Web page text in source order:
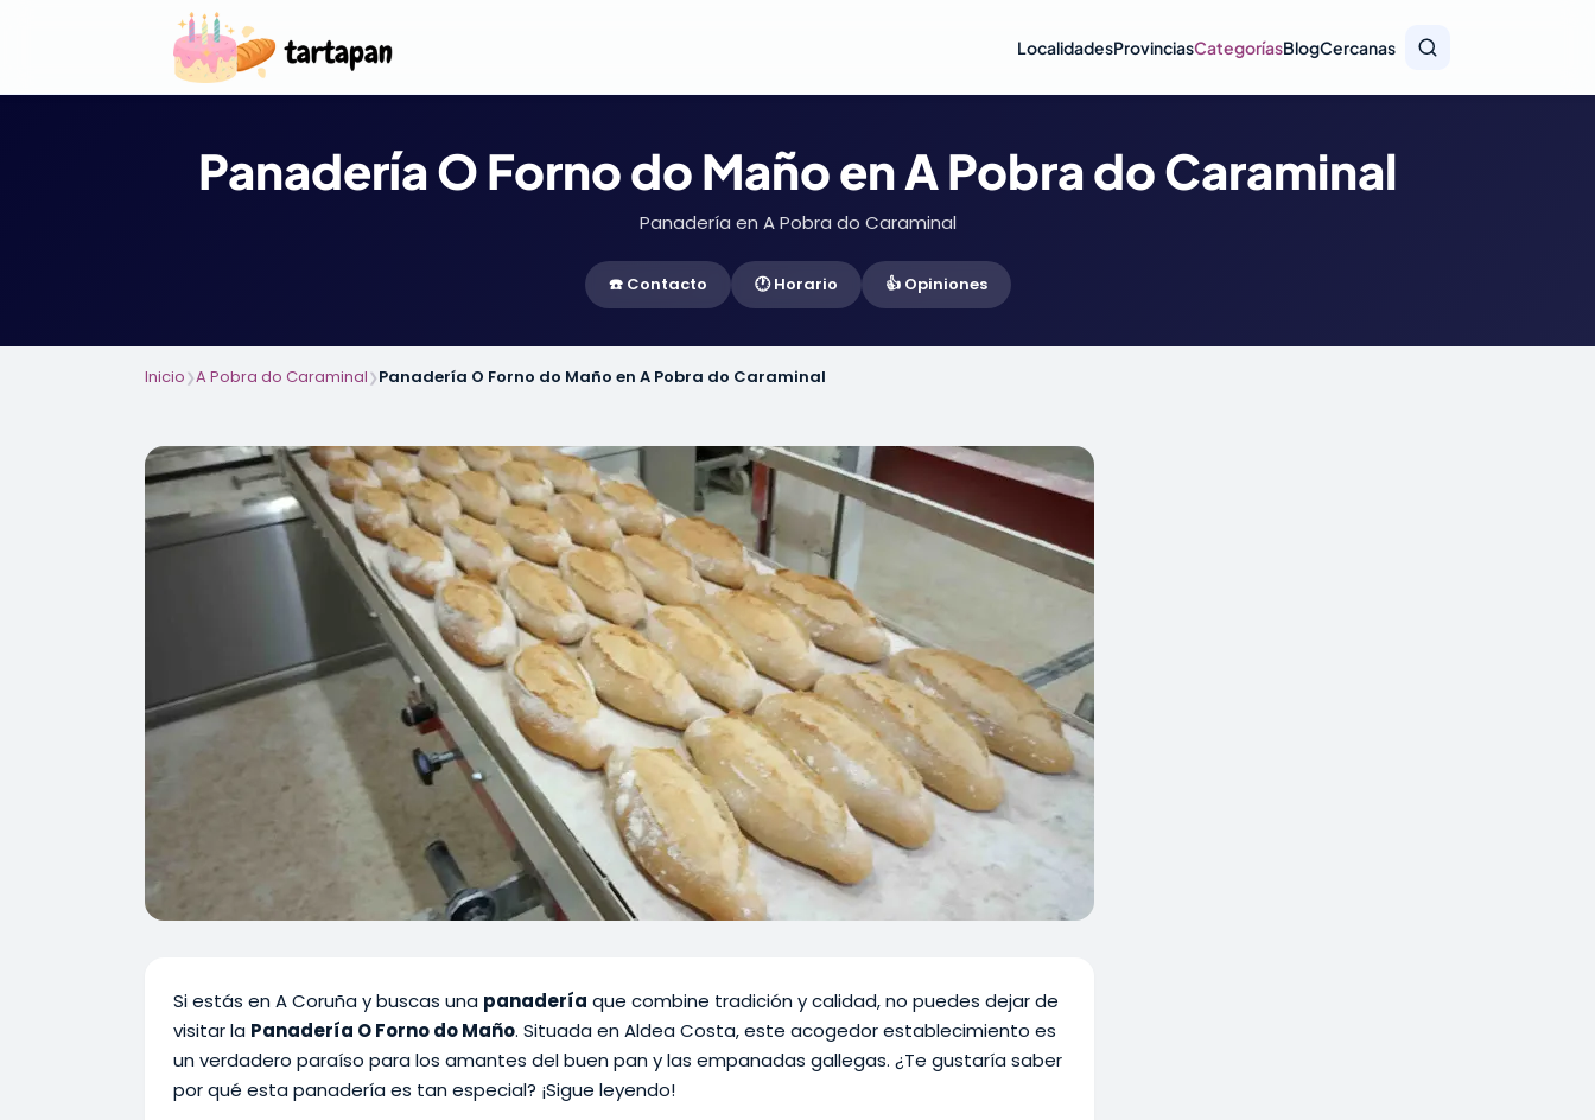
LocalidadesProvinciasCategoríasBlogCercanas
Panadería O Forno do Maño en A Pobra do Caraminal
Panadería en A Pobra do Caraminal
☎️ Contacto 🕐 Horario 👍 Opiniones
Inicio❯A Pobra do Caraminal❯Panadería O Forno do Maño en A Pobra do Caraminal
Si estás en A Coruña y buscas una panadería que combine tradición y calidad, no puedes dejar de
visitar la Panadería O Forno do Maño. Situada en Aldea Costa, este acogedor establecimiento es
un verdadero paraíso para los amantes del buen pan y las empanadas gallegas. ¿Te gustaría saber
por qué esta panadería es tan especial? ¡Sigue leyendo!